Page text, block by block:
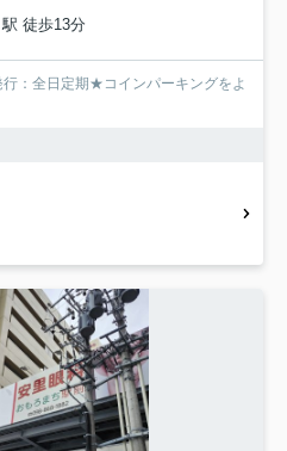
徒歩13分
：全日定期★コインパーキングをよ